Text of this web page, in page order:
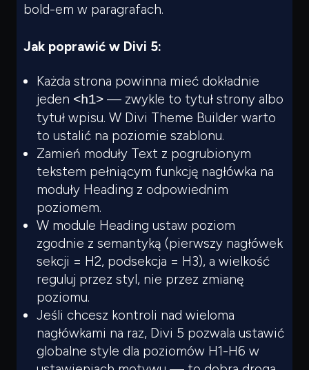
bold-em w paragrafach.
Jak poprawić w Divi 5:
Każda strona powinna mieć dokładnie
jeden <h1> — zwykle to tytuł strony albo
tytuł wpisu. W Divi Theme Builder warto
to ustalić na poziomie szablonu.
Zamień moduły Text z pogrubionym
tekstem pełniącym funkcję nagłówka na
moduły Heading z odpowiednim
poziomem.
W module Heading ustaw poziom
zgodnie z semantyką (pierwszy nagłówek
sekcji = H2, podsekcja = H3), a wielkość
reguluj przez styl, nie przez zmianę
poziomu.
Jeśli chcesz kontroli nad wieloma
nagłówkami na raz, Divi 5 pozwala ustawić
globalne style dla poziomów H1-H6 w